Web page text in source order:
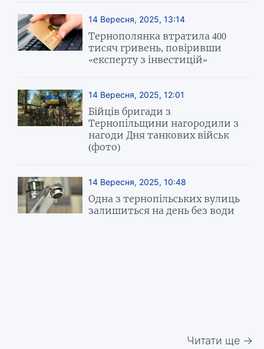
14 Вересня, 2025, 13:14
Тернополянка втратила 400
тисяч гривень, повіривши
«експерту з інвестицій»
14 Вересня, 2025, 12:01
Бійців бригади з
Тернопільщини нагородили з
нагоди Дня танкових військ
(фото)
14 Вересня, 2025, 10:48
Одна з тернопільських вулиць
залишиться на день без води
Читати ще →